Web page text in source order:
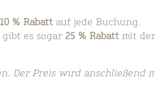
10 % Rabatt auf jede Buchung.
gibt es sogar 25 % Rabatt mit
Der Preis wird anschließend